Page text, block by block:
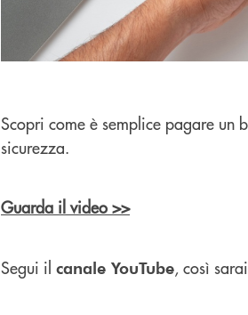
Scopri come è semplice pagare un
sicurezza.
Guarda il video >>
Segui il canale YouTube, così